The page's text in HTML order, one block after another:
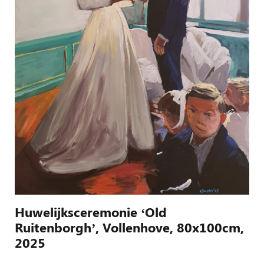
Huwelijksceremonie ‘Old
Ruitenborgh’, Vollenhove, 80x100cm,
2025